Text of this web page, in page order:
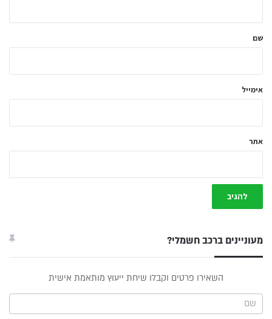
ל
שם
אימייל
אתר
מעוניינים ברכב חשמלי?
תפריט
צד
השאירו פרטים וקבלו שיחת ייעוץ מותאמת אישית